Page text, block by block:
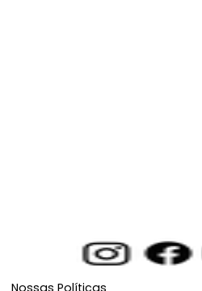
Nossas Políticas